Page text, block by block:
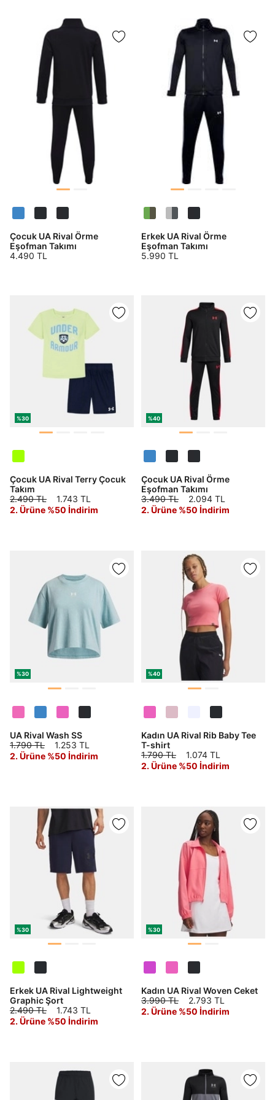
Çocuk UA Rival Örme
Eşofman Takımı
4.490 TL
Erkek UA Rival Örme
Eşofman Takımı
5.990 TL
%30
Çocuk UA Rival Terry Çocuk
Takım
2.490 TL
1.743 TL
2. Ürüne %50 İndirim
%40
Çocuk UA Rival Örme
Eşofman Takımı
3.490 TL
2.094 TL
2. Ürüne %50 İndirim
%30
UA Rival Wash SS
1.790 TL
1.253 TL
2. Ürüne %50 İndirim
%40
Kadın UA Rival Rib Baby Tee
T-shirt
1.790 TL
1.074 TL
2. Ürüne %50 İndirim
%30
Erkek UA Rival Lightweight
Graphic Şort
2.490 TL
1.743 TL
2. Ürüne %50 İndirim
%30
Kadın UA Rival Woven Ceket
3.990 TL
2.793 TL
2. Ürüne %50 İndirim